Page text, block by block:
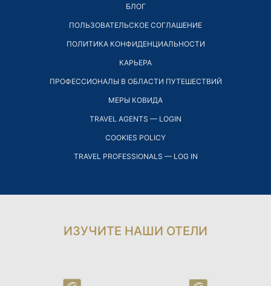
БЛОГ
ПОЛЬЗОВАТЕЛЬСКОЕ СОГЛАШЕНИЕ
ПОЛИТИКА КОНФИДЕНЦИАЛЬНОСТИ
КАРЬЕРА
ПРОФЕССИОНАЛЫ В ОБЛАСТИ ПУТЕШЕСТВИЙ
МЕРЫ КОВИДА
TRAVEL AGENTS — LOGIN
COOKIES POLICY
TRAVEL PROFESSIONALS — LOG IN
ИЗУЧИТЕ НАШИ ОТЕЛИ